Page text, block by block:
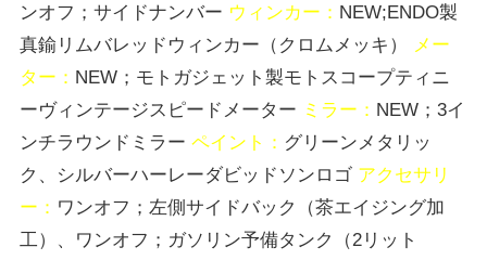
ンオフ；サイドナンバー ウィンカー： NEW;ENDO製
真鍮リムバレッドウィンカー（クロムメッキ）
メー
ター： NEW；モトガジェット製モトスコープティニ
ーヴィンテージスピードメーター ミラー： NEW；3イ
ンチラウンドミラー ペイント： グリーンメタリッ
ク、シルバーハーレーダビッドソンロゴ アクセサリ
ー： ワンオフ；左側サイドバック（茶エイジング加
工）、ワンオフ；ガソリン予備タンク（2リット